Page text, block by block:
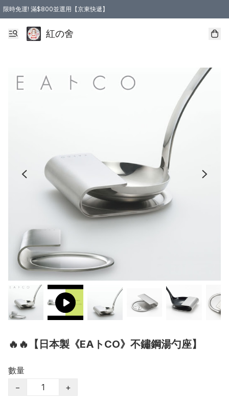
限時免運! 滿$800並選用【京東快遞】
紅の舍
🔥🔥【日本製《EAトCO》不鏽鋼湯勺座】
數量
−
+